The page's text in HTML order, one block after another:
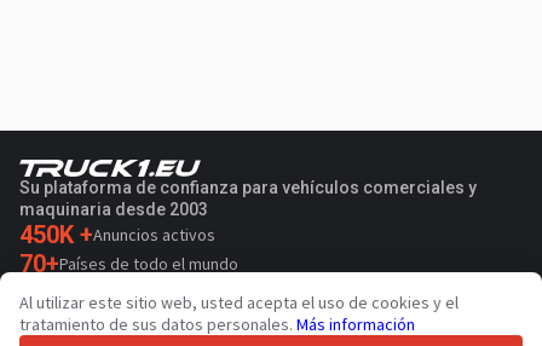
Su plataforma de confianza para vehículos comerciales y
maquinaria desde 2003
450K +Anuncios activos
70+Países de todo el mundo
36Idiomas admitidos
4.7/5
Al utilizar este sitio web, usted acepta el uso de cookies y el
tratamiento de sus datos personales. Más información